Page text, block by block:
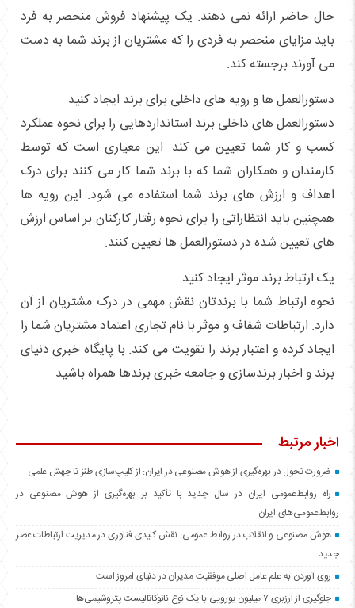
حال حاضر ارائه نمی دهند. یک پیشنهاد فروش منحصر به فرد
باید مزایای منحصر به فردی را که مشتریان از برند شما به دست
می آورند برجسته کند.
دستورالعمل ها و رویه های داخلی برای برند ایجاد کنید
دستورالعمل های داخلی برند استانداردهایی را برای نحوه عملکرد
کسب و کار شما تعیین می کند. این معیاری است که توسط
کارمندان و همکاران شما که با برند شما کار می کنند برای درک
اهداف و ارزش های برند شما استفاده می شود. این رویه ها
همچنین باید انتظاراتی را برای نحوه رفتار کارکنان بر اساس ارزش
های تعیین شده در دستورالعمل ها تعیین کنند.
یک ارتباط برند موثر ایجاد کنید
نحوه ارتباط شما با برندتان نقش مهمی در درک مشتریان از آن
دارد. ارتباطات شفاف و موثر با نام تجاری اعتماد مشتریان شما را
ایجاد کرده و اعتبار برند را تقویت می کند. با پایگاه خبری دنیای
برند و اخبار برندسازی و جامعه خبری برندها همراه باشید.
اخبار مرتبط
ضرورت تحول در بهره‌گیری از هوش مصنوعی در ایران: از کلیپ‌سازی طنز تا جهش علمی
راه روابط‌عمومی ایران در سال جدید با تأکید بر بهره‌گیری از هوش مصنوعی در
روابط‌عمومی‌های ایران
هوش مصنوعی و انقلاب در روابط عمومی: نقش کلیدی فناوری در مدیریت ارتباطات عصر
جدید
روی آوردن به علم عامل اصلی موفقیت مدیران در دنیای امروز است
جلوگیری از ارزبری ۷ میلیون یورویی با یک نوع نانوکاتالیست پتروشیمی‌ها